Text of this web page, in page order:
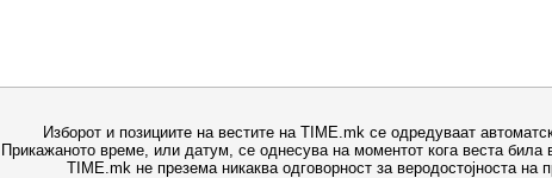
Изборот и позициите на вестите на TIME.mk се одредуваат
Прикажаното време, или датум, се однесува на моментот кога веста
TIME.mk не презема никаква одговорност за веродостојноста на